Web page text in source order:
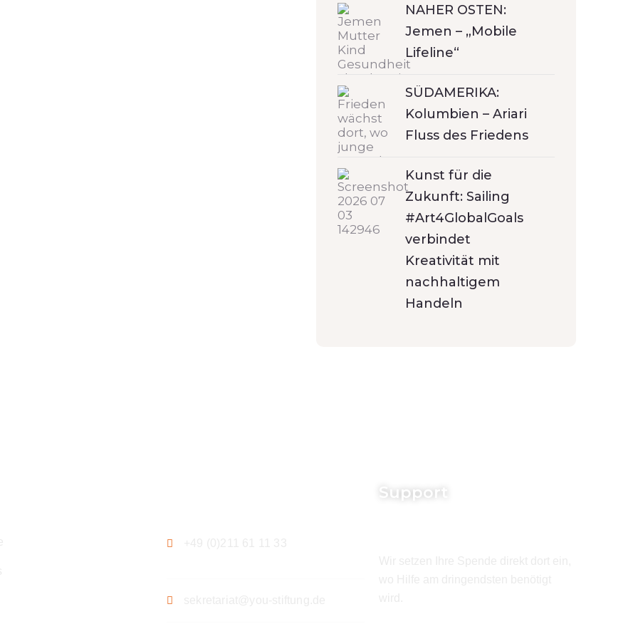
NAHER OSTEN:
Jemen – „Mobile
Lifeline“
SÜDAMERIKA:
Kolumbien – Ariari
Fluss des Friedens
Kunst für die
Zukunft: Sailing
#Art4GlobalGoals
verbindet
Kreativität mit
nachhaltigem
Handeln
Support